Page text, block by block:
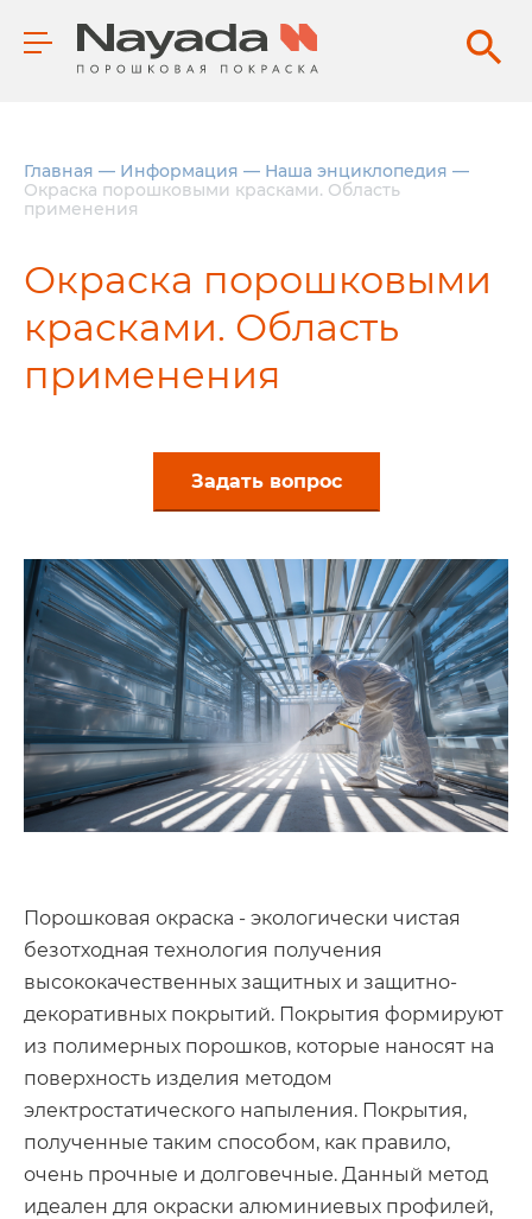
Главная — Информация — Наша энциклопедия —
Окраска порошковыми красками. Область
применения
Окраска порошковыми
красками. Область
применения
Задать вопрос
Порошковая окраска - экологически чистая
безотходная технология получения
высококачественных защитных и защитно-
декоративных покрытий. Покрытия формируют
из полимерных порошков, которые наносят на
поверхность изделия методом
электростатического напыления. Покрытия,
полученные таким способом, как правило,
очень прочные и долговечные. Данный метод
идеален для окраски алюминиевых профилей,